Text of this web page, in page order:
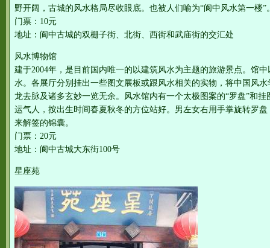
野开阔，古城的风水格局尽收眼底。也被人们喻为“阆中风水第一楼”
门票：10元
地址：阆中古城的双栅子街、北街、西街和武庙街的交汇处
风水博物馆
建于2004年，是目前国内唯一的以建筑风水为主题的旅游景点。馆
水。各展厅分别挂出一些图文展板或跟风水相关的实物，将中国风
龙去脉及诸多玄妙一览无余。风水馆内有一个太极图案的“罗盘”和
运气人，按出生时间春夏秋冬的方位站好。男左女右用手掌旋转罗
来解签的锦囊。
门票：20元
地址：阆中古城大东街100号
星座苑